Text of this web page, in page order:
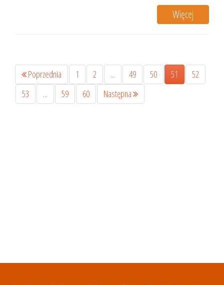
Więcej
Poprzednia 1 2 ... 49 50 51
52
53
... 59 60 Następna